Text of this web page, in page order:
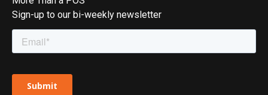
Sign-up to our bi-weekly newsletter